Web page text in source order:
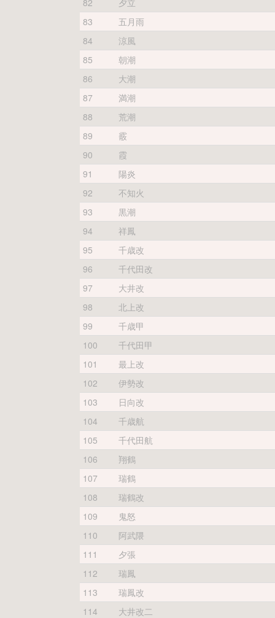
82
夕立
83
五月雨
84
涼風
85
朝潮
86
大潮
87
満潮
88
荒潮
89
霰
90
霞
91
陽炎
92
不知火
93
黒潮
94
祥鳳
95
千歳改
96
千代田改
97
大井改
98
北上改
99
千歳甲
100
千代田甲
101
最上改
102
伊勢改
103
日向改
104
千歳航
105
千代田航
106
翔鶴
107
瑞鶴
108
瑞鶴改
109
鬼怒
110
阿武隈
111
夕張
112
瑞鳳
113
瑞鳳改
114
大井改二